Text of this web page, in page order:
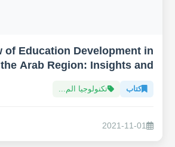
of Education Development in
the Arab Region: Insights and
Development Goals (SDGs)
كتاب تكنولوجيا الم...
2021-11-01